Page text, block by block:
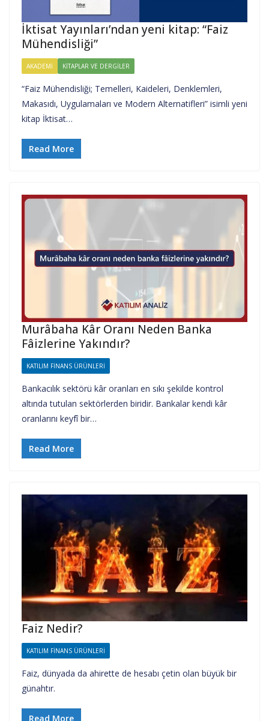
İktisat Yayınları’ndan yeni kitap: “Faiz
Mühendisliği”
AKADEMI KITAPLAR VE DERGILER
“Faiz Mühendisliği; Temelleri, Kaideleri, Denklemleri,
Makasıdı, Uygulamaları ve Modern Alternatifleri” isimli yeni
kitap İktisat…
Read More
Murâbaha Kâr Oranı Neden Banka
Fâizlerine Yakındır?
KATILIM FINANS ÜRÜNLERI
Bankacılık sektörü kâr oranları en sıkı şekilde kontrol
altında tutulan sektörlerden biridir. Bankalar kendi kâr
oranlarını keyfî bir…
Read More
Faiz Nedir?
KATILIM FINANS ÜRÜNLERI
Faiz, dünyada da ahirette de hesabı çetin olan büyük bir
günahtır.
Read More